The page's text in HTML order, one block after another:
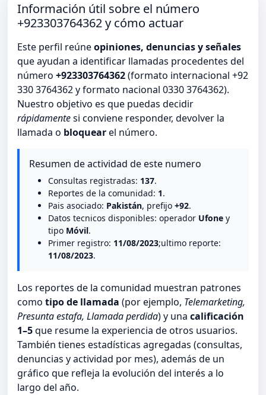
Información útil sobre el número
+923303764362 y cómo actuar
Este perfil reúneopiniones, denuncias y señales
que ayudan a identificar llamadas procedentes del
número +923303764362(formato internacional +92
330 3764362 y formato nacional 0330 3764362).
Nuestro objetivo es que puedas decidir
rápidamentesi conviene responder, devolver la
llamada o bloquearel número.
Resumen de actividad de este numero
Consultas registradas: 137.
Reportes de la comunidad: 1.
Pais asociado: Pakistán, prefijo +92.
Datos tecnicos disponibles: operador Ufone y
tipo Móvil.
Primer registro: 11/08/2023;ultimo reporte:
11/08/2023.
Los reportes de la comunidad muestran patrones
como tipo de llamada (por ejemplo, Telemarketing,
Presunta estafa, Llamada perdida) y una calificación
1–5que resume la experiencia de otros usuarios.
También tienes estadísticas agregadas (consultas,
denuncias y actividad por mes), además de un
gráfico que refleja la evolución del interés a lo
largo del año.